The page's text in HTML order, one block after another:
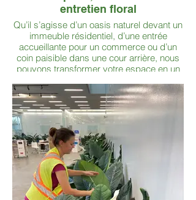
entretien floral
Qu’il s’agisse d’un oasis naturel devant un
immeuble résidentiel, d’une entrée
accueillante pour un commerce ou d’un
coin paisible dans une cour arrière, nous
pouvons transformer votre espace en un